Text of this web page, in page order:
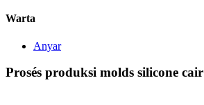
Warta
Anyar
Prosés produksi molds silicone cair